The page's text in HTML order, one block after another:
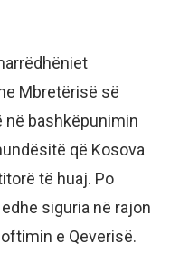
Mbretërisë së
në bashkëpunimin
që Kosova
të huaj. Po
siguria në rajon
e Qeverisë.